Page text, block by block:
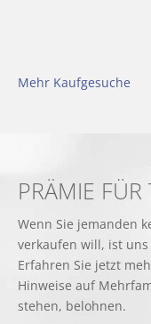
Mehr Kaufgesuche
PRÄMIE FÜR
Wenn Sie jemanden
verkaufen will, ist
Erfahren Sie jetzt
Hinweise auf
stehen, belohnen.